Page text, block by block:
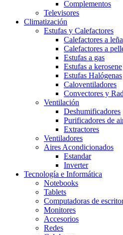
Complementos
Televisores
Climatización
Estufas y Calefactores
Calefactores a leña
Calefactores a
Estufas a gas
Estufas a kerosene
Estufas Halógenas
Caloventiladores
Convectores y
Ventilación
Deshumificadores
Purificadores de
Extractores
Ventiladores
Aires Acondicionados
Estandar
Inverter
Tecnología e Informática
Notebooks
Tablets
Computadoras de
Monitores
Accesorios
Redes